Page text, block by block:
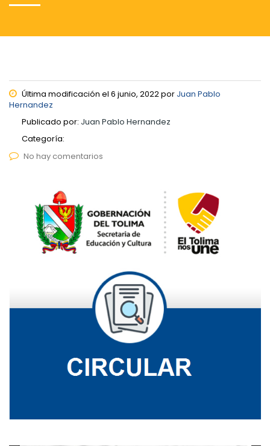
Última modificación el 6 junio, 2022 por Juan Pablo
Hernandez
Publicado por: Juan Pablo Hernandez
Categoría:
No hay comentarios